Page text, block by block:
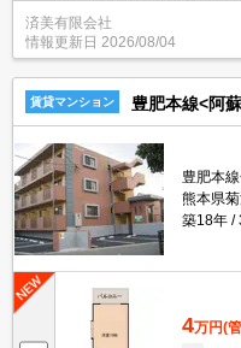
済美有限会社
情報更新日 2026/08/04
賃貸マンション 豊肥本線<阿
豊肥本
熊本県
築18年
4万円(